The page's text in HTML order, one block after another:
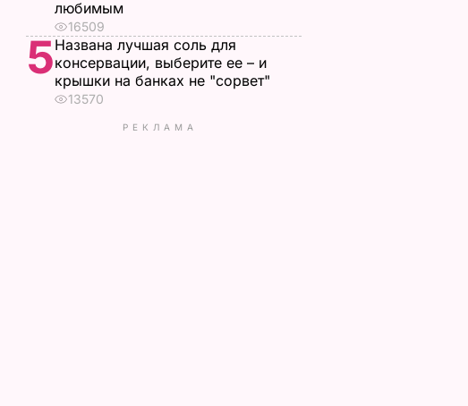
любимым
16509
5Названа лучшая соль для
консервации, выберите ее – и
крышки на банках не "сорвет"
13570
РЕКЛАМА